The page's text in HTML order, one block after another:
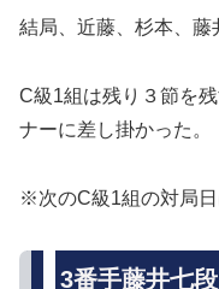
結局、近藤、杉本、藤
C級1組は残り３節を
ナーに差し掛かった。
※次のC級1組の対局日
3番手藤井七